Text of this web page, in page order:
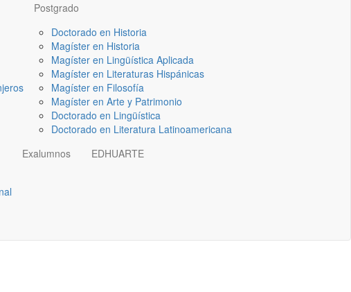
Postgrado
Doctorado en Historia
Magíster en Historia
Magíster en Lingüística Aplicada
Magíster en Literaturas Hispánicas
Magíster en Filosofía
Magíster en Arte y Patrimonio
Doctorado en Lingüística
Doctorado en Literatura Latinoamericana
Exalumnos EDHUARTE